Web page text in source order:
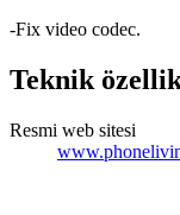
-Fix video codec.
Teknik
Resmi web sitesi